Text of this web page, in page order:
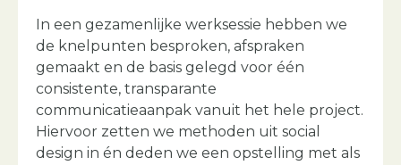
In een gezamenlijke werksessie hebben we
de knelpunten besproken, afspraken
gemaakt en de basis gelegd voor één
consistente, transparante
communicatieaanpak vanuit het hele project.
Hiervoor zetten we methoden uit social
design in én deden we een opstelling met als